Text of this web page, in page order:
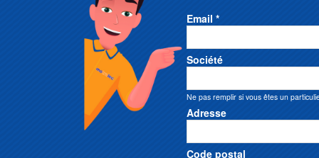
Email *
Société
Ne pas remplir si vous êtes un
Adresse
Code postal